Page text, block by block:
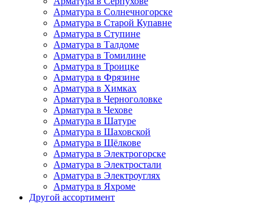
Арматура в Солнечногорске
Арматура в Старой Купавне
Арматура в Ступине
Арматура в Талдоме
Арматура в Томилине
Арматура в Троицке
Арматура в Фрязине
Арматура в Химках
Арматура в Черноголовке
Арматура в Чехове
Арматура в Шатуре
Арматура в Шаховской
Арматура в Щёлкове
Арматура в Электрогорске
Арматура в Электростали
Арматура в Электроуглях
Арматура в Яхроме
Другой ассортимент